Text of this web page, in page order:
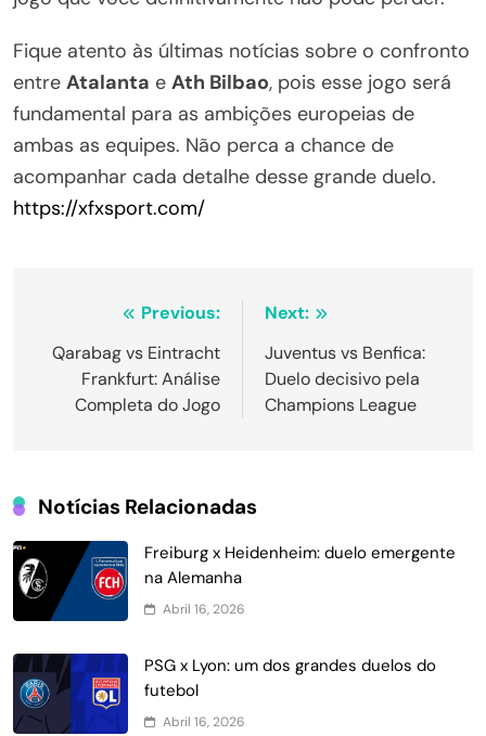
Fique atento às últimas notícias sobre o confronto
entre Atalanta e Ath Bilbao, pois esse jogo será
fundamental para as ambições europeias de
ambas as equipes. Não perca a chance de
acompanhar cada detalhe desse grande duelo.
https://xfxsport.com/
Navegação
de
Post
Previous:
Qarabag vs Eintracht
Frankfurt: Análise
Completa do Jogo
Next:
Juventus vs Benfica:
Duelo decisivo pela
Champions League
Notícias Relacionadas
Freiburg x Heidenheim: duelo emergente
na Alemanha
Abril 16, 2026
PSG x Lyon: um dos grandes duelos do
futebol
Abril 16, 2026